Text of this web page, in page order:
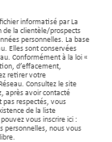
informatisé par La
de la clientèle/prospects
personnelles. La base
Elles sont conservées
Conformément à la loi «
d’effacement,
retirer votre
Consultez le site
après avoir contacté
pas respectés, vous
de la liste
vous inscrire ici :
personnelles, nous vous